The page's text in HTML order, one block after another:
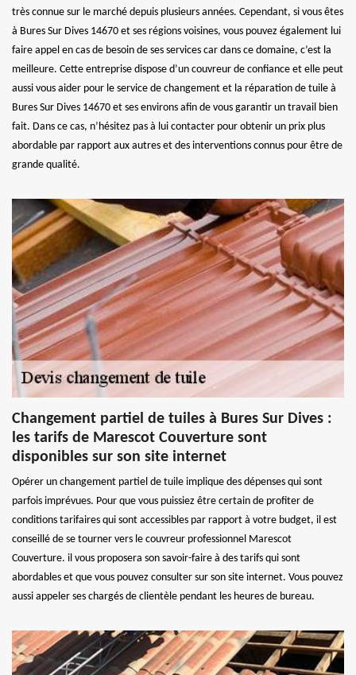
très connue sur le marché depuis plusieurs années. Cependant, si vous êtes
à Bures Sur Dives 14670 et ses régions voisines, vous pouvez également lui
faire appel en cas de besoin de ses services car dans ce domaine, c’est la
meilleure. Cette entreprise dispose d’un couvreur de confiance et elle peut
aussi vous aider pour le service de changement et la réparation de tuile à
Bures Sur Dives 14670 et ses environs afin de vous garantir un travail bien
fait. Dans ce cas, n’hésitez pas à lui contacter pour obtenir un prix plus
abordable par rapport aux autres et des interventions connus pour être de
grande qualité.
Changement partiel de tuiles à Bures Sur Dives :
les tarifs de Marescot Couverture sont
disponibles sur son site internet
Opérer un changement partiel de tuile implique des dépenses qui sont
parfois imprévues. Pour que vous puissiez être certain de profiter de
conditions tarifaires qui sont accessibles par rapport à votre budget, il est
conseillé de se tourner vers le couvreur professionnel Marescot
Couverture. il vous proposera son savoir-faire à des tarifs qui sont
abordables et que vous pouvez consulter sur son site internet. Vous pouvez
aussi appeler ses chargés de clientèle pendant les heures de bureau.